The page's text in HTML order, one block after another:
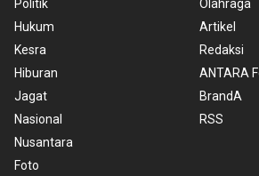
Politik
Hukum
Kesra
Hiburan
Jagat
Nasional
Nusantara
Foto
Olahraga
Artikel
Redaksi
ANTARA
BrandA
RSS